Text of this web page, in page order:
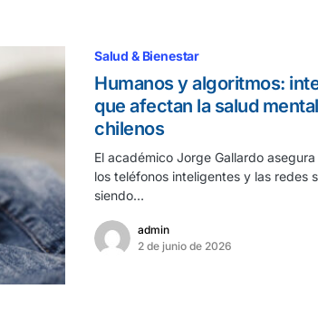
Salud & Bienestar
Humanos y algoritmos:
que afectan la salud
chilenos
El académico Jorge Gallardo
los teléfonos inteligentes y las redes
siendo…
admin
2 de junio de 2026